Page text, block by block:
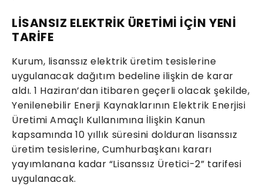
LİSANSIZ ELEKTRİK ÜRETİMİ İÇİN YENİ
TARİFE
Kurum, lisanssız elektrik üretim tesislerine
uygulanacak dağıtım bedeline ilişkin de karar
aldı. 1 Haziran’dan itibaren geçerli olacak şekilde,
Yenilenebilir Enerji Kaynaklarının Elektrik Enerjisi
Üretimi Amaçlı Kullanımına İlişkin Kanun
kapsamında 10 yıllık süresini dolduran lisanssız
üretim tesislerine, Cumhurbaşkanı kararı
yayımlanana kadar “Lisanssız Üretici-2” tarifesi
uygulanacak.